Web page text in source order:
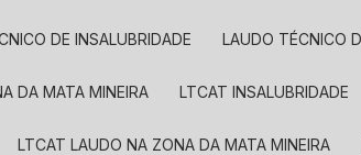
DE INSALUBRIDADE LAUDO TÉCNICO
DA MATA MINEIRA LTCAT INSALUBRIDADE
LTCAT LAUDO NA ZONA DA MATA MINEIRA